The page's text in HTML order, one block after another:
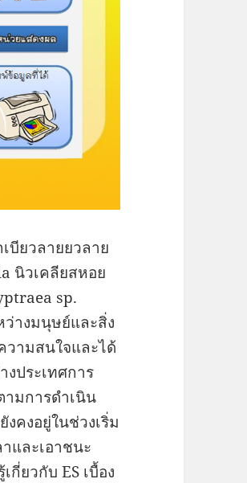
บียวลายยวลาย
นิวเคลียสหอย
sp.
างมนุษย์และสิ่ง
ามสนใจและได้
งประเทศการ
มการดำเนิน
คงอยู่ในช่วงเริ่ม
และเอาชนะ
ยวกับ ES เบื้อง